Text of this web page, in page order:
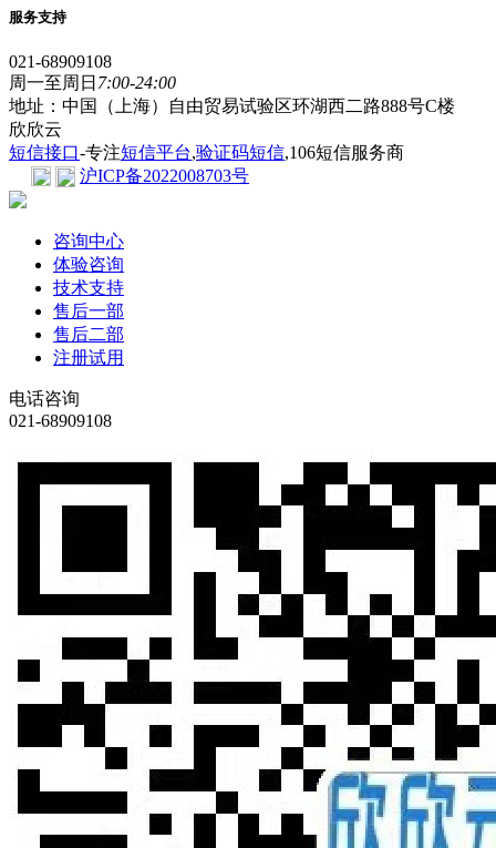
服务支持
021-68909108
周一至周日 7:00-24:00
地址：中国（上海）自由贸易试验区环湖西二路888号C楼
欣欣云
短信接口-专注短信平台,验证码短信,106短信服务商
沪ICP备2022008703号
咨询中心
体验咨询
技术支持
售后一部
售后二部
注册试用
电话咨询
021-68909108